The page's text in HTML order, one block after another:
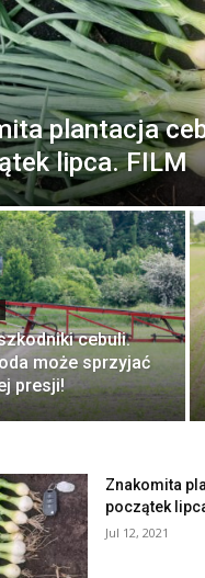
plantacja
lipca. FILM
cebuli.
może sprzyjać
presji!
Znakomita
początek
Jul 12, 2021